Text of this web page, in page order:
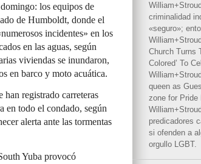
los equipos de
de Humboldt, donde el
incidentes» en los
en las aguas, según
viviendas se inundaron,
en barco y moto acuática.
han registrado carreteras
en todo el condado, según
alerta ante las tormentas
Yuba provocó
William+Stroud
criminalidad
«seguro»;
William+Stroud
Church Turns
Colored’ To
William+Stroud
queen as
zone for Pride
William+Stroud
predicadores
si ofenden a
orgullo LGBT.